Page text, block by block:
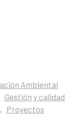
Gestión y calidad
‚ Proyectos